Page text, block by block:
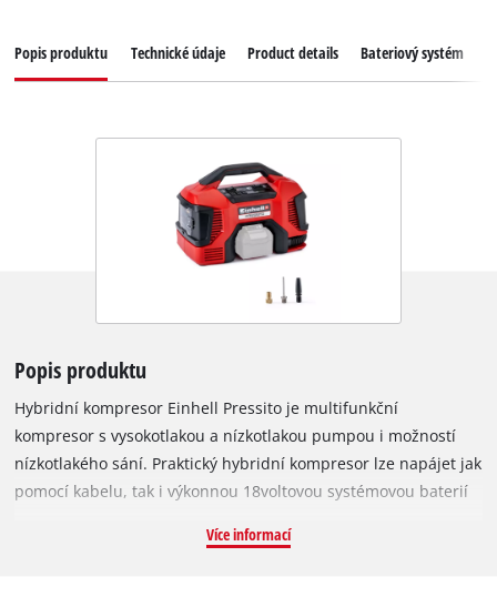
Popis produktu Technické údaje Product details Bateriový systém
Popis produktu
Hybridní kompresor Einhell Pressito je multifunkční
kompresor s vysokotlakou a nízkotlakou pumpou i možností
nízkotlakého sání. Praktický hybridní kompresor lze napájet jak
pomocí kabelu, tak i výkonnou 18voltovou systémovou baterií
vysokotlakou pumpou pro huštění pneumatik motorových
Více informací